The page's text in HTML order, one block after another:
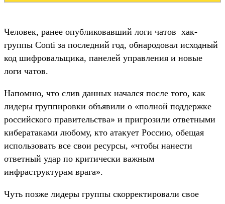
Человек, ранее опубликовавший логи чатов хак-
группы Conti за последний год, обнародовал исходный
код шифровальщика, панелей управления и новые
логи чатов.
Напомню, что слив данных начался после того, как
лидеры группировки объявили о «полной поддержке
российского правительства» и пригрозили ответными
кибератаками любому, кто атакует Россию, обещая
использовать все свои ресурсы, «чтобы нанести
ответный удар по критически важным
инфраструктурам врага».
Чуть позже лидеры группы скорректировали свое